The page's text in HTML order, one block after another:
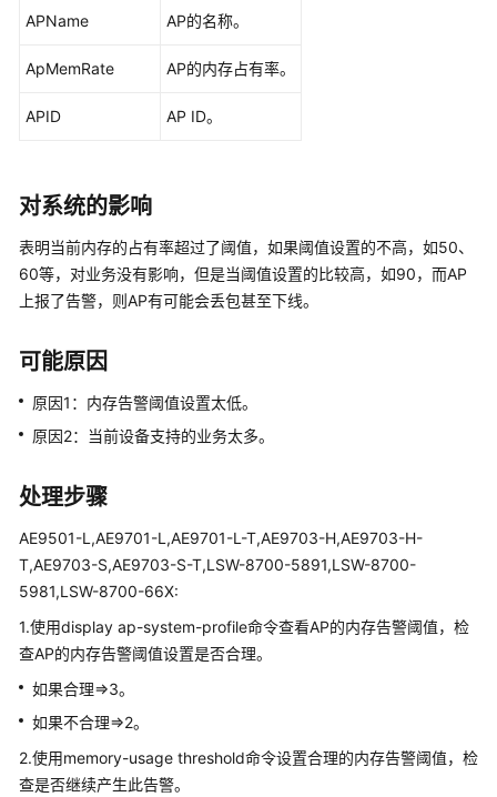
为
坤-
公
共
操
作
乾
MSP
操
多
文
档
规
格
清
License
介
APName AP的名称。
ApMemRate AP的内存占有率。
APID AP ID。
对系统的影响
表明当前内存的占有率超过了阈值，如果阈值设置的不高，如50、
60等，对业务没有影响，但是当阈值设置的比较高，如90，而AP
上报了告警，则AP有可能会丢包甚至下线。
可能原因
原因1：内存告警阈值设置太低。
原因2：当前设备支持的业务太多。
处理步骤
AE9501-L,AE9701-L,AE9701-L-T,AE9703-H,AE9703-H-
T,AE9703-S,AE9703-S-T,LSW-8700-5891,LSW-8700-
5981,LSW-8700-66X:
1.使用display ap-system-profile命令查看AP的内存告警阈值，检
查AP的内存告警阈值设置是否合理。
如果合理=>3。
如果不合理=>2。
2.使用memory-usage threshold命令设置合理的内存告警阈值，检
查是否继续产生此告警。